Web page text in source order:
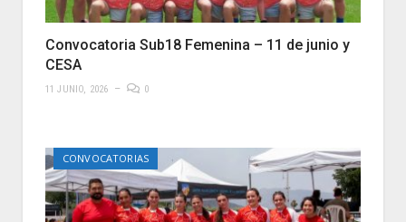
Convocatoria Sub18 Femenina – 11 de junio y
CESA
11 JUNIO, 2026 0
CONVOCATORIAS